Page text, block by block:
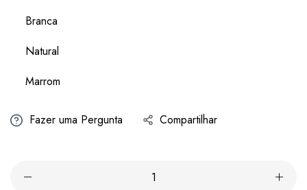
Branca
Natural
Marrom
Fazer uma Pergunta Compartilhar